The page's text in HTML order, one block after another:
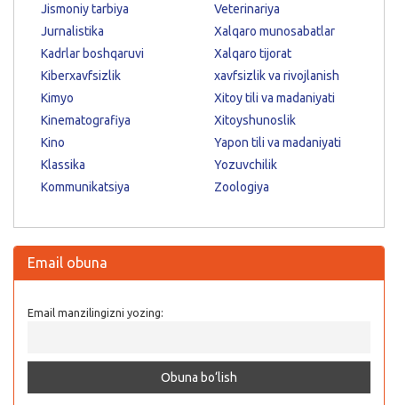
Jismoniy tarbiya
Jurnalistika
Kadrlar boshqaruvi
Kiberxavfsizlik
Kimyo
Kinematografiya
Kino
Klassika
Kommunikatsiya
Veterinariya
Xalqaro munosabatlar
Xalqaro tijorat
xavfsizlik va rivojlanish
Xitoy tili va madaniyati
Xitoyshunoslik
Yapon tili va madaniyati
Yozuvchilik
Zoologiya
Email obuna
Email manzilingizni yozing: